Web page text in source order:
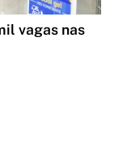
vagas nas